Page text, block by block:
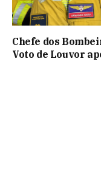
Chefe dos
Voto de Louvor